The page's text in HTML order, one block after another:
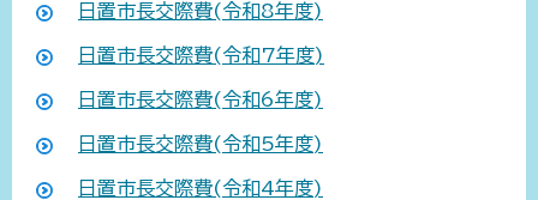
日置市長交際費(令和8年度)
日置市長交際費(令和7年度)
日置市長交際費(令和6年度)
日置市長交際費(令和5年度)
日置市長交際費(令和4年度)